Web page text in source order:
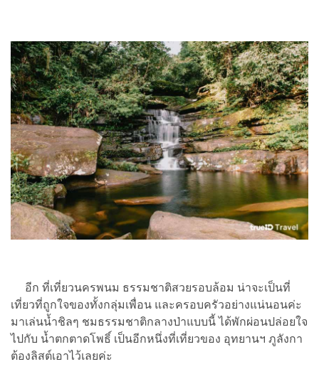
อีก ที่เที่ยวนครพนม ธรรมชาติสวยรอบล้อม น่าจะเป็นที่
เที่ยวที่ถูกใจของทั้งกลุ่มเพื่อน และครอบครัวอย่างแน่นอนค่ะ
มาเล่นน้ำชิลๆ ชมธรรมชาติกลางป่าแบบนี้ ได้พักผ่อนปล่อยใจ
ไปกับ น้ำตกตาดโพธิ์ เป็นอีกหนึ่งที่เที่ยวของ อุทยานฯ ภูลังกา
ต้องลิสต์เอาไว้เลยค่ะ